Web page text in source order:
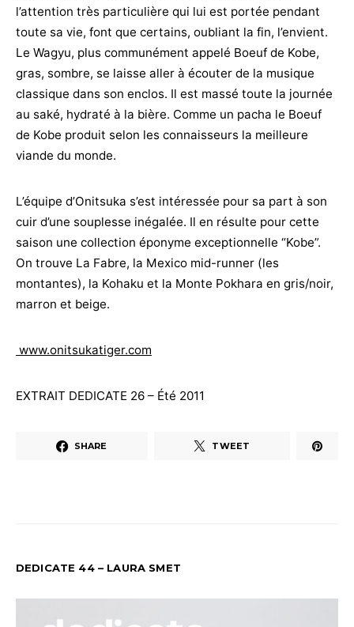
l’attention très particulière qui lui est portée pendant
toute sa vie, font que certains, oubliant la fin, l’envient.
Le Wagyu, plus communément appelé Boeuf de Kobe,
gras, sombre, se laisse aller à écouter de la musique
classique dans son enclos. Il est massé toute la journée
au saké, hydraté à la bière. Comme un pacha le Boeuf
de Kobe produit selon les connaisseurs la meilleure
viande du monde.
L’équipe d’Onitsuka s’est intéressée pour sa part à son
cuir d’une souplesse inégalée. Il en résulte pour cette
saison une collection éponyme exceptionnelle “Kobe”.
On trouve La Fabre, la Mexico mid-runner (les
montantes), la Kohaku et la Monte Pokhara en gris/noir,
marron et beige.
www.onitsukatiger.com
EXTRAIT DEDICATE 26 – Été 2011
SHARE TWEET
DEDICATE 44 – LAURA SMET